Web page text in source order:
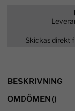
Skickas direkt
BESKRIVNING
OMDÖMEN ()